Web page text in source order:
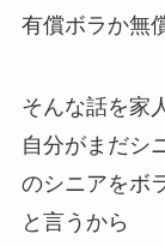
有償ボラか無
そんな話を家
自分がまだシ
のシニアをボ
と言うから